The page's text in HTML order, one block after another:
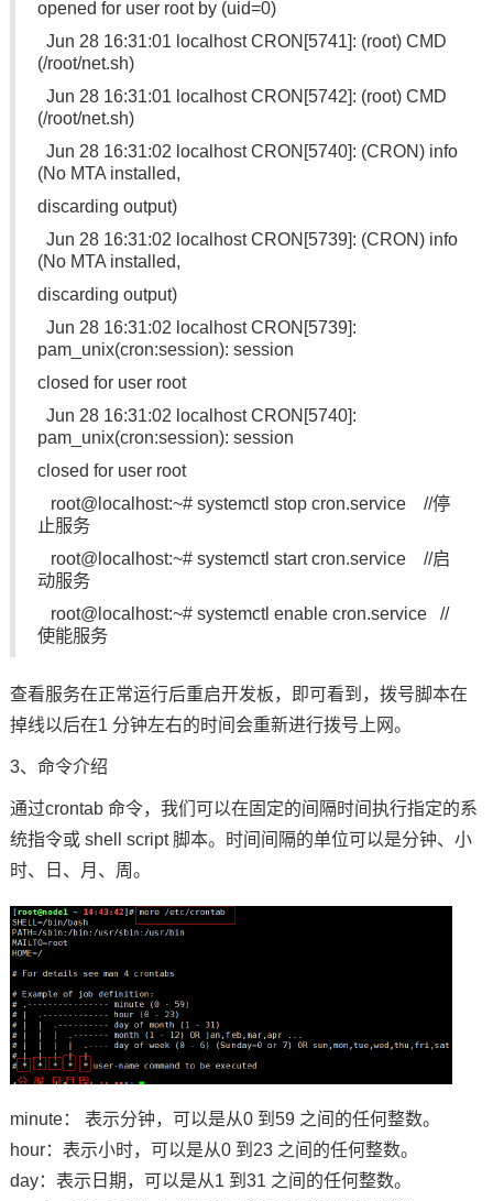
opened for user root by (uid=0)
Jun 28 16:31:01 localhost CRON[5741]: (root) CMD
(/root/net.sh)
Jun 28 16:31:01 localhost CRON[5742]: (root) CMD
(/root/net.sh)
Jun 28 16:31:02 localhost CRON[5740]: (CRON) info
(No MTA installed,
discarding output)
Jun 28 16:31:02 localhost CRON[5739]: (CRON) info
(No MTA installed,
discarding output)
Jun 28 16:31:02 localhost CRON[5739]:
pam_unix(cron:session): session
closed for user root
Jun 28 16:31:02 localhost CRON[5740]:
pam_unix(cron:session): session
closed for user root
root@localhost:~# systemctl stop cron.service //停
止服务
root@localhost:~# systemctl start cron.service //启
动服务
root@localhost:~# systemctl enable cron.service //
使能服务
查看服务在正常运行后重启开发板，即可看到，拨号脚本在
掉线以后在1 分钟左右的时间会重新进行拨号上网。
3、命令介绍
通过crontab 命令，我们可以在固定的间隔时间执⾏指定的系
统指令或 shell script 脚本。时间间隔的单位可以是分钟、⼩
时、⽇、⽉、周。
minute： 表示分钟，可以是从0 到59 之间的任何整数。
hour：表示小时，可以是从0 到23 之间的任何整数。
day：表示日期，可以是从1 到31 之间的任何整数。